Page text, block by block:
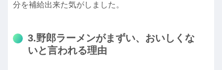
分を補給出来た気がしました。
3.野郎ラーメンがまずい、おいしくな
いと言われる理由